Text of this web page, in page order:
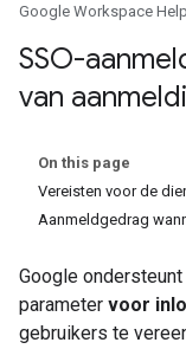
Google Workspace Help
SSO-
van
On this page
Vereisten voor de
Aanmeldgedrag
Google
parameter voor
gebruikers te